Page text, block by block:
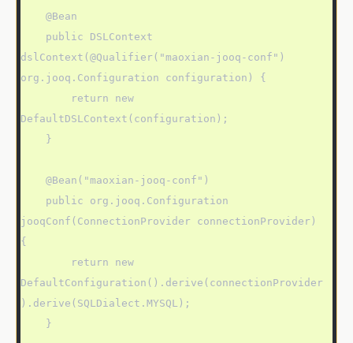
dslContext(@Qualifier("maoxian-jooq-conf")
org.jooq.Configuration configuration) {
DefaultDSLContext(configuration);
jooqConf(ConnectionProvider connectionProvider)
{
DefaultConfiguration().derive(connectionProvider
).derive(SQLDialect.MYSQL);